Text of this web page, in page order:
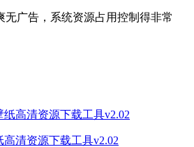
无广告，系统资源占用控制得非常
清资源下载工具v2.02